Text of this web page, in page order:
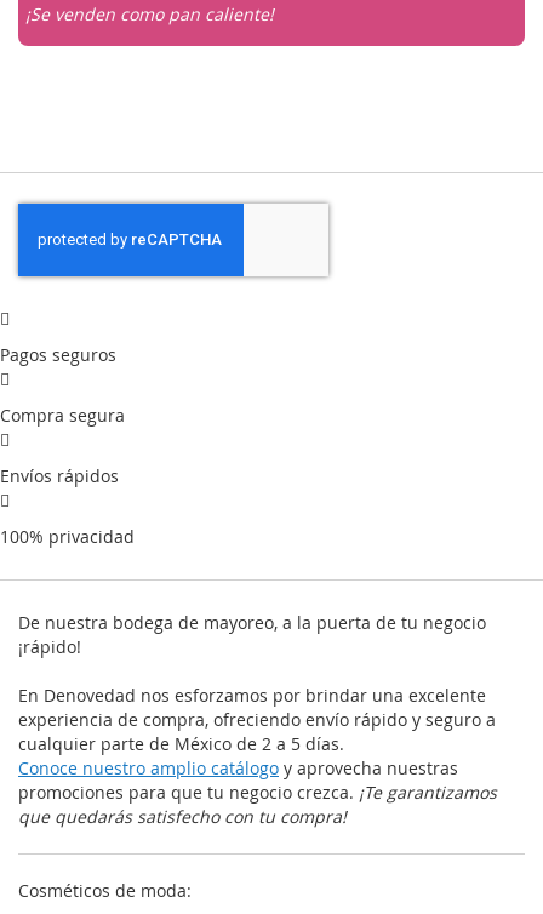
¡Se venden como pan caliente!
Pagos seguros
Compra segura
Envíos rápidos
100% privacidad
De nuestra bodega de mayoreo, a la puerta de tu negocio
¡rápido!
En Denovedad nos esforzamos por brindar una excelente
experiencia de compra, ofreciendo envío rápido y seguro a
cualquier parte de México de 2 a 5 días.
Conoce nuestro amplio catálogo y aprovecha nuestras
promociones para que tu negocio crezca. ¡Te garantizamos
que quedarás satisfecho con tu compra!
Cosméticos de moda: